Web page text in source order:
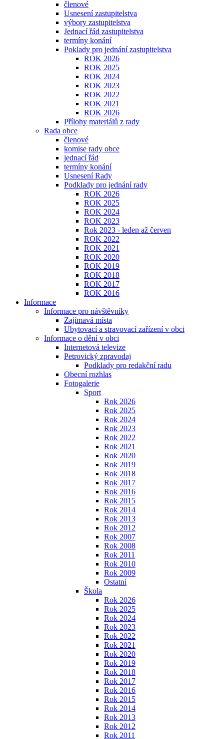
členové
Usnesení zastupitelstva
výbory zastupitelstva
Jednací řád zastupitelstva
termíny konání
Poklady pro jednání zastupitelstva
ROK 2026
ROK 2025
ROK 2024
ROK 2023
ROK 2022
ROK 2021
ROK 2026
Přílohy materiálů z rady
Rada obce
členové
komise rady obce
jednací řád
termíny konání
Usnesení Rady
Podklady pro jednání rady
ROK 2026
ROK 2025
ROK 2024
ROK 2023
Rok 2023 - leden až červen
ROK 2022
ROK 2021
ROK 2020
ROK 2019
ROK 2018
ROK 2017
ROK 2016
Informace
Informace pro návštěvníky
Zajímavá místa
Ubytovací a stravovací zařízení v obci
Informace o dění v obci
Internetová televize
Petrovický zpravodaj
Podklady pro redakční radu
Obecní rozhlas
Fotogalerie
Sport
Rok 2026
Rok 2025
Rok 2024
Rok 2023
Rok 2022
Rok 2021
Rok 2020
Rok 2019
Rok 2018
Rok 2017
Rok 2016
Rok 2015
Rok 2014
Rok 2013
Rok 2012
Rok 2007
Rok 2008
Rok 2011
Rok 2010
Rok 2009
Ostatní
Škola
Rok 2026
Rok 2025
Rok 2024
Rok 2023
Rok 2022
Rok 2021
Rok 2020
Rok 2019
Rok 2018
Rok 2017
Rok 2016
Rok 2015
Rok 2014
Rok 2013
Rok 2012
Rok 2011